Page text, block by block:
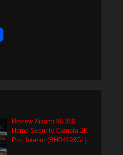
Review Xiaomi Mi 360
Home Security Camera 2K
Pro, Interior (BHR4193GL)